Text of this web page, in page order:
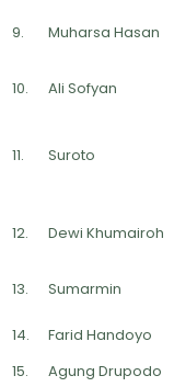
9. Muharsa Hasan
10.
Ali Sofyan
11. Suroto
12. Dewi Khumairoh
13.
Sumarmin
14.
Farid Handoyo
15.
Agung Drupodo